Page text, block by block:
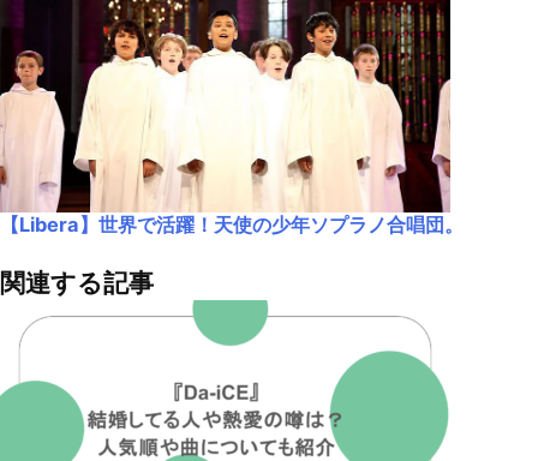
【Libera】世界で活躍！天使の少年ソプラノ合唱団。
関連する記事